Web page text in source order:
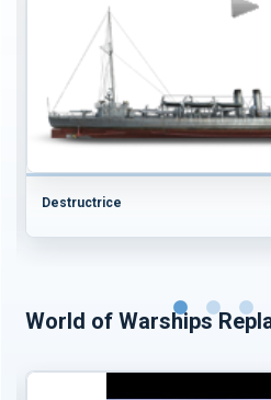
Destructrice
World of Warships